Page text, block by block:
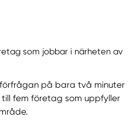
som jobbar i närheten av
på bara två minuter
fem företag som uppfyller